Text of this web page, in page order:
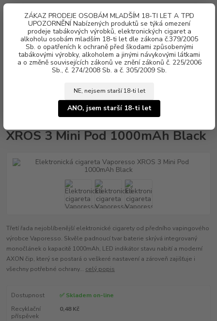
ZÁKAZ PRODEJE OSOBÁM MLADŠÍM 18-TI LET A TPD
UPOZORNĚNÍ Nabízených produktů se týká omezení
prodeje tabákových výrobků, elektronických cigaret a
alkoholu osobám mladším 18-ti let dle zákona č.379/2005
Sb. o opatřeních k ochraně před škodami způsobenými
tabákovými výrobky, alkoholem a jinými návykovými látkami
a o změně souvisejících zákonů ve znění zákonů č. 225/2006
Sb., č. 274/2008 Sb. a č. 305/2009 Sb.
NE, nejsem starší 18-ti let
ANO, jsem starší 18-ti let
Menu
za0 Kč
Elektronické cigarety Vaporesso
Elektronická cigareta Vaporesso
XROS 3 Mini Pod 1000mAh Black
Elektronická cigareta Vaporesso
XROS 3 Mini Pod 1000mAh Black
Třetí řada nejoblíbenější elektronické cigarety od předního vapingového
výrobce Vaporesso. Skvěle padnoucí tvar baterie skrývá integrovaný
monočlánek o kapacitě 1000mAh, LED indikátor stavu nabití a moderní
AXON čip, který se postará o veškeré nastavení a zároveň zajišťuje i
všechny potřebné ochrany... celý popis
Dostupnost
✅ Skladem on-line
Recyklační
příspěvek
0,48 Kč